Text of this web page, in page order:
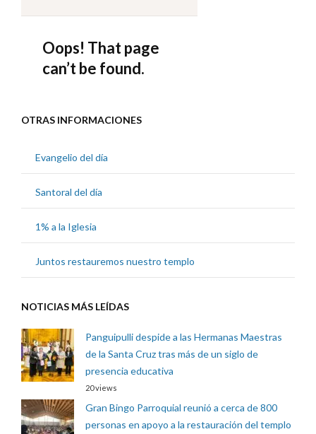
OTRAS INFORMACIONES
Evangelio del día
Santoral del día
1% a la Iglesia
Juntos restauremos nuestro templo
NOTICIAS MÁS LEÍDAS
Panguipulli despide a las Hermanas Maestras
de la Santa Cruz tras más de un siglo de
presencia educativa
20 views
Gran Bingo Parroquial reunió a cerca de 800
personas en apoyo a la restauración del templo